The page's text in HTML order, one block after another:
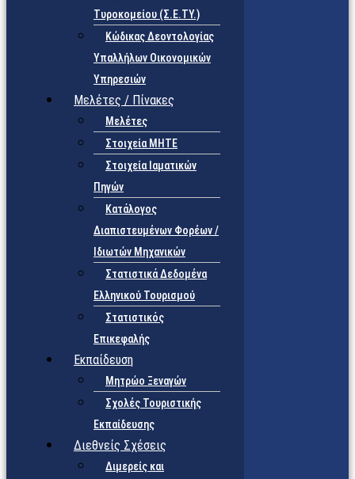
Τυροκομείου (Σ.Ε.TY.)
Κώδικας Δεοντολογίας
Υπαλλήλων Οικονομικών
Υπηρεσιών
Μελέτες / Πίνακες
Μελέτες
Στοιχεία ΜΗΤΕ
Στοιχεία Ιαματικών
Πηγών
Κατάλογος
Διαπιστευμένων Φορέων /
Ιδιωτών Μηχανικών
Στατιστικά Δεδομένα
Ελληνικού Τουρισμού
Στατιστικός
Επικεφαλής
Εκπαίδευση
Μητρώο Ξεναγών
Σχολές Τουριστικής
Εκπαίδευσης
Διεθνείς Σχέσεις
Διμερείς και